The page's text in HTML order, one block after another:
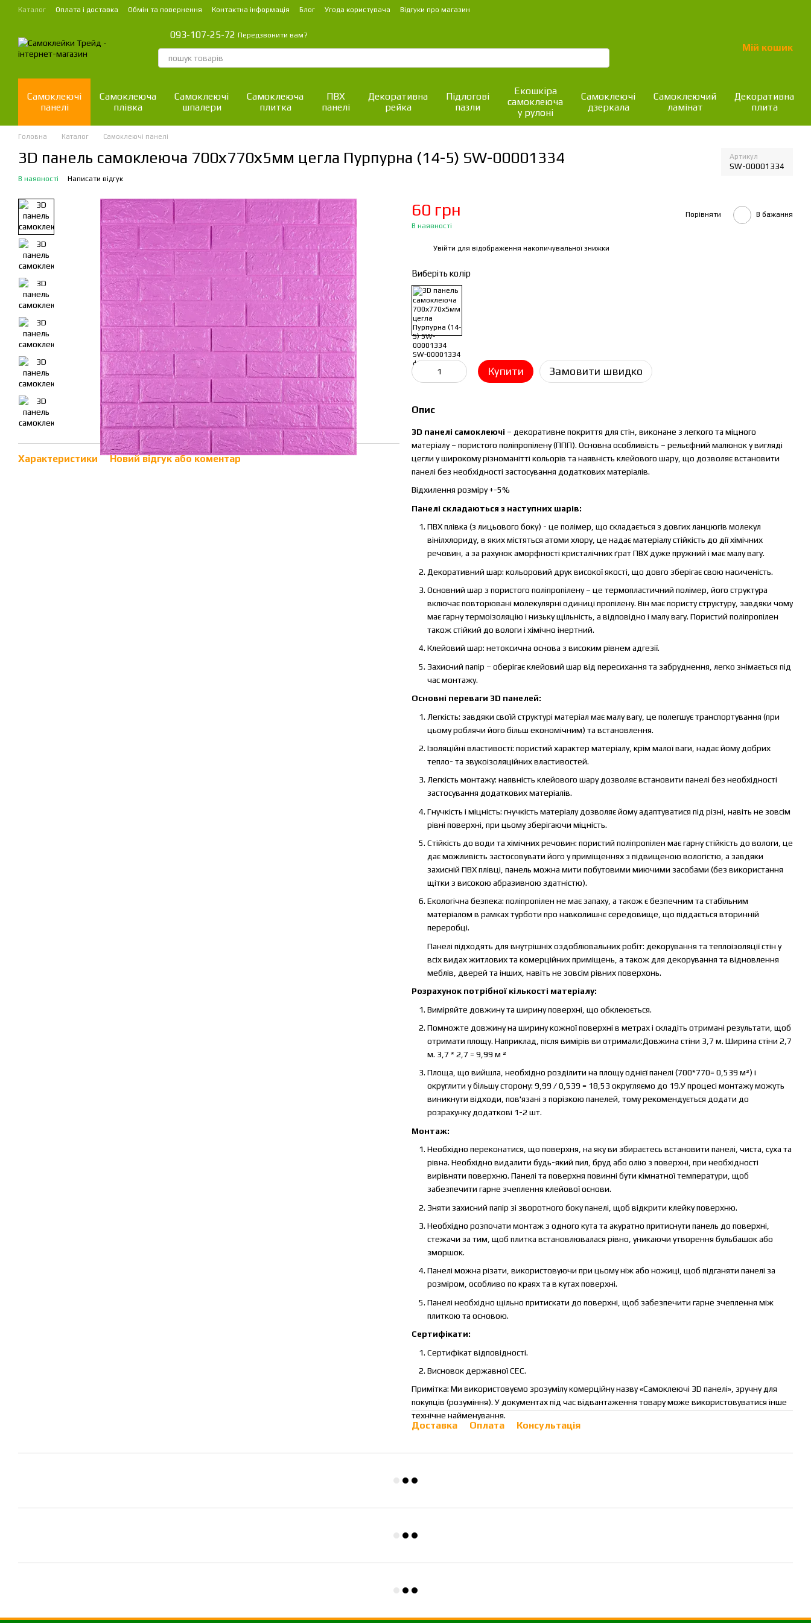
Перейти до основного контенту
Каталог Оплата і доставка Обмін та повернення Контактна інформація Блог Угода користувача Відгуки про магазин
093-107-25-72 Передзвонити вам?
Мій кошик
Самоклеючі
панелі
Самоклеюча
плівка
Самоклеючі
шпалери
Самоклеюча
плитка
ПВХ
панелі
Декоративна
рейка
Підлогові
пазли
Екошкіра
самоклеюча
у рулоні
Самоклеючі
дзеркала
Самоклеючий
ламінат
Декоративна
плита
Головна Каталог Самоклеючі панелі
3D панель самоклеюча 700х770х5мм цегла Пурпурна (14-5) SW-00001334 Артикул
SW-00001334
В наявності Написати відгук
Характеристики Новий відгук або коментар
60 грн
В наявності
Порівняти В бажання
Увійти для відображення накопичувальної знижки
Виберіть колір
Купити Замовити швидко
Опис
3D панелі самоклеючі – декоративне покриття для стін, виконане з легкого та міцного
матеріалу – пористого поліпропілену (ППП). Основна особливість – рельєфний малюнок у вигляді
цегли у широкому різноманітті кольорів та наявність клейового шару, що дозволяє встановити
панелі без необхідності застосування додаткових матеріалів.
Відхилення розміру +-5%
Панелі складаються з наступних шарів:
ПВХ плівка (з лицьового боку) - це полімер, що складається з довгих ланцюгів молекул
вінілхлориду, в яких містяться атоми хлору, це надає матеріалу стійкість до дії хімічних
речовин, а за рахунок аморфності кристалічних ґрат ПВХ дуже пружний і має малу вагу.
Декоративний шар: кольоровий друк високої якості, що довго зберігає свою насиченість.
Основний шар з пористого поліпропілену – це термопластичний полімер, його структура
включає повторювані молекулярні одиниці пропілену. Він має пористу структуру, завдяки чому
має гарну термоізоляцію і низьку щільність, а відповідно і малу вагу. Пористий поліпропілен
також стійкий до вологи і хімічно інертний.
Клейовий шар: нетоксична основа з високим рівнем адгезії.
Захисний папір – оберігає клейовий шар від пересихання та забруднення, легко знімається під
час монтажу.
Основні переваги 3D панелей:
Легкість: завдяки своїй структурі матеріал має малу вагу, це полегшує транспортування (при
цьому роблячи його більш економічним) та встановлення.
Ізоляційні властивості: пористий характер матеріалу, крім малої ваги, надає йому добрих
тепло- та звукоізоляційних властивостей.
Легкість монтажу: наявність клейового шару дозволяє встановити панелі без необхідності
застосування додаткових матеріалів.
Гнучкість і міцність: гнучкість матеріалу дозволяє йому адаптуватися під різні, навіть не зовсім
рівні поверхні, при цьому зберігаючи міцність.
Стійкість до води та хімічних речовин: пористий поліпропілен має гарну стійкість до вологи, це
дає можливість застосовувати його у приміщеннях з підвищеною вологістю, а завдяки
захисній ПВХ плівці, панель можна мити побутовими миючими засобами (без використання
щітки з високою абразивною здатністю).
Екологічна безпека: поліпропілен не має запаху, а також є безпечним та стабільним
матеріалом в рамках турботи про навколишнє середовище, що піддається вторинній
переробці.
Панелі підходять для внутрішніх оздоблювальних робіт: декорування та теплоізоляції стін у
всіх видах житлових та комерційних приміщень, а також для декорування та відновлення
меблів, дверей та інших, навіть не зовсім рівних поверхонь.
Розрахунок потрібної кількості матеріалу:
Виміряйте довжину та ширину поверхні, що обклеюється.
Помножте довжину на ширину кожної поверхні в метрах і складіть отримані результати, щоб
отримати площу. Наприклад, після вимірів ви отримали:Довжина стіни 3,7 м. Ширина стіни 2,7
м. 3,7 * 2,7 = 9,99 м ²
Площа, що вийшла, необхідно розділити на площу однієї панелі (700*770= 0,539 м²) і
округлити у більшу сторону: 9,99 / 0,539 = 18,53 округляємо до 19.У процесі монтажу можуть
виникнути відходи, пов'язані з порізкою панелей, тому рекомендується додати до
розрахунку додаткові 1-2 шт.
Монтаж:
Необхідно переконатися, що поверхня, на яку ви збираєтесь встановити панелі, чиста, суха та
рівна. Необхідно видалити будь-який пил, бруд або олію з поверхні, при необхідності
вирівняти поверхню. Панелі та поверхня повинні бути кімнатної температури, щоб
забезпечити гарне зчеплення клейової основи.
Зняти захисний папір зі зворотного боку панелі, щоб відкрити клейку поверхню.
Необхідно розпочати монтаж з одного кута та акуратно притиснути панель до поверхні,
стежачи за тим, щоб плитка встановлювалася рівно, уникаючи утворення бульбашок або
зморшок.
Панелі можна різати, використовуючи при цьому ніж або ножиці, щоб підганяти панелі за
розміром, особливо по краях та в кутах поверхні.
Панелі необхідно щільно притискати до поверхні, щоб забезпечити гарне зчеплення між
плиткою та основою.
Сертифікати:
Сертифікат відповідності.
Висновок державної СЕС.
Примітка: Ми використовуємо зрозумілу комерційну назву «Самоклеючі 3D панелі», зручну для
покупців (розуміння). У документах під час відвантаження товару може використовуватися інше
технічне найменування.
Доставка Оплата Консультація